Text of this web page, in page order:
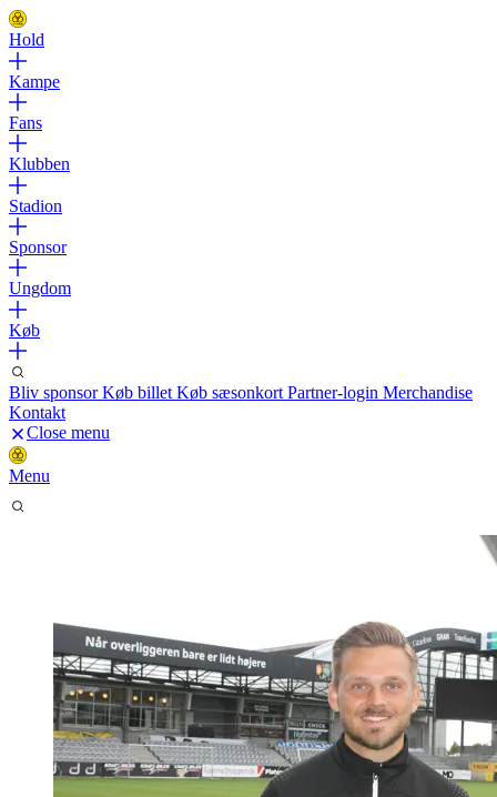
Hold
Kampe
Fans
Klubben
Stadion
Sponsor
Ungdom
Køb
Bliv sponsorKøb billet Køb sæsonkort Partner-login Merchandise
Kontakt
Close menu
Menu